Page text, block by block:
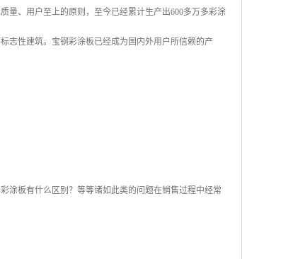
量、用户至上的原则，至今已经累计生产出600多万多彩涂
志性建筑。宝钢彩涂板已经成为国内外用户所信赖的产
涂板有什么区别？等等诸如此类的问题在销售过程中经常